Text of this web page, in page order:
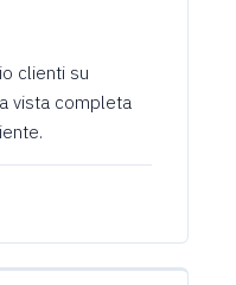
clienti su
vista completa